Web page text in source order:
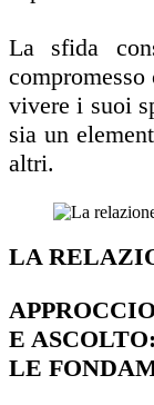
La sfida
vivere i suoi
sia un
altri.
LA
E ASCOLTO:
LE